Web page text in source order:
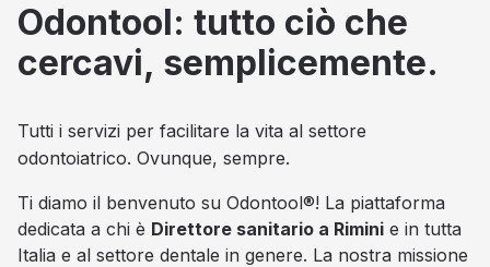
Odontool: tutto ciò che
cercavi, semplicemente.
Tutti i servizi per facilitare la vita al settore
odontoiatrico. Ovunque, sempre.
Ti diamo il benvenuto su Odontool®! La piattaforma
dedicata a chi è Direttore sanitario a Rimini e in tutta
Italia e al settore dentale in genere. La nostra missione